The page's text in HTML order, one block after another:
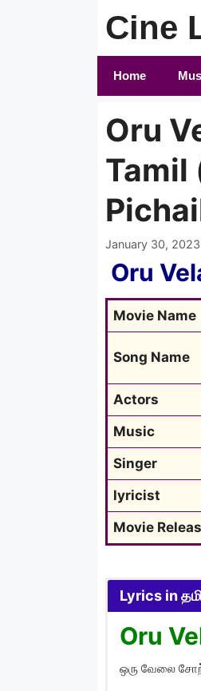
Cine
Home
Oru
Tamil
January 30, 2023
Oru
Movie Name
Song Name
Actors
Music
Singer
lyricist
Movie
Lyrics in
Oru
ஒரு வேலை